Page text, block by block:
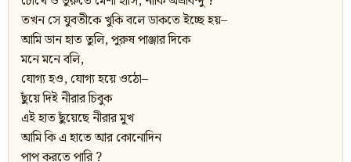
তখন সে যুবতীকে খুকি বলে ডাকতে ইচ্ছে হয়–
আমি ডান হাত তুলি, পুরুষ পাঞ্জার দিকে
মনে মনে বলি,
যোগ্য হও, যোগ্য হয়ে ওঠো–
ছুঁয়ে দিই নীরার চিবুক
এই হাত ছুঁয়েছে নীরার মুখ
আমি কি এ হাতে আর কোনোদিন
পাপ করতে পারি ?